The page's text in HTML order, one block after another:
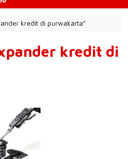
kredit di purwakarta"
kredit di